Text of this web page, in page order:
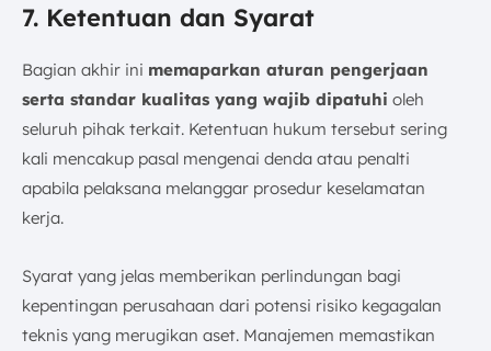
7. Ketentuan dan Syarat
Bagian akhir ini memaparkan aturan pengerjaan
serta standar kualitas yang wajib dipatuhi oleh
seluruh pihak terkait. Ketentuan hukum tersebut sering
kali mencakup pasal mengenai denda atau penalti
apabila pelaksana melanggar prosedur keselamatan
kerja.
Syarat yang jelas memberikan perlindungan bagi
kepentingan perusahaan dari potensi risiko kegagalan
teknis yang merugikan aset. Manajemen memastikan